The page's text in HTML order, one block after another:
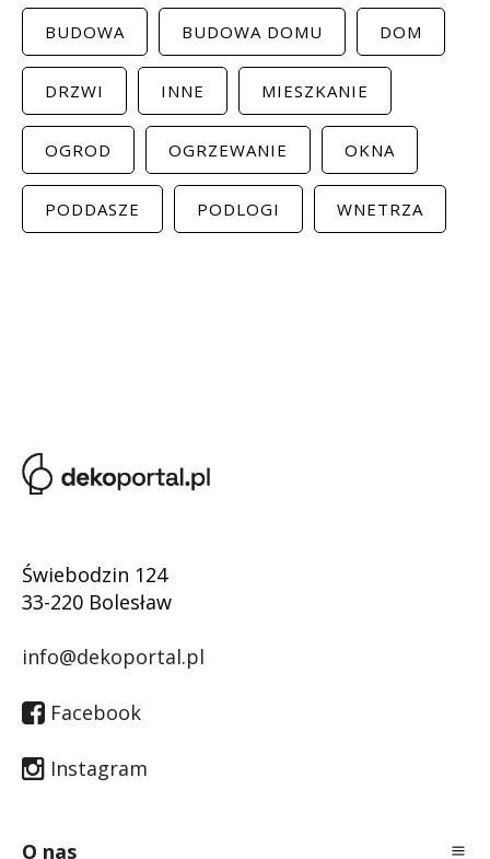
BUDOWA BUDOWA DOMU DOM
DRZWI INNE MIESZKANIE
OGROD OGRZEWANIE OKNA
PODDASZE PODLOGI WNETRZA
Świebodzin 124
33-220 Bolesław
info@dekoportal.pl
Facebook
Instagram
O nas